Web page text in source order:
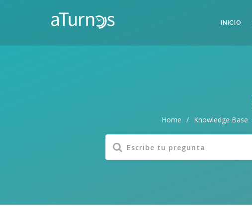
INICIO
Home / Knowledge Base